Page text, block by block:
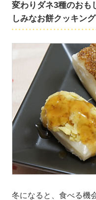
変わりダネ3種のおも
しみなお餅クッキン
冬になると、食べる機